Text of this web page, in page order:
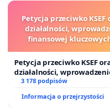
Petycja przeciwko
działalności,
finansowej
Petycja przeciwko KSEF
działalności,
finansowej kluczowych
3 178 podpisów
Informacja o przejrzystości